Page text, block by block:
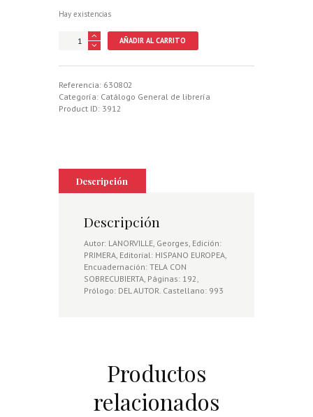
Hay existencias
cantidad
AÑADIR AL CARRITO
Referencia: 630802
Categoría: Catálogo General de librería
Product ID: 3912
Descripción
Descripción
Autor: LANORVILLE, Georges, Edición:
PRIMERA, Editorial: HISPANO EUROPEA,
Encuadernación: TELA CON
SOBRECUBIERTA, Páginas: 192,
Prólogo: DEL AUTOR. Castellano: 993
Productos
relacionados